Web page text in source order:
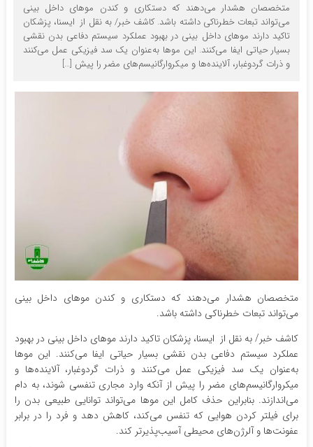
متخصصان هشدار می‌دهند که دستکاری و کندن موهای داخل بینی
می‌تواند تبعات خطرناکی داشته باشد. کاشف خبر/ به نقل از ایسنا، پزشکان
تاکید دارند موهای داخل بینی در بهبود عملکرد سیستم دفاعی بدن نقشی
بسیار حیاتی ایفا می‌کنند. این موها به‌عنوان یک سد فیزیکی عمل می‌کنند
و ذرات گردوغبار، آلاینده‌ها و میکروارگانیسم‌های مضر را پیش […]
متخصصان هشدار می‌دهند که دستکاری و کندن موهای داخل بینی
می‌تواند تبعات خطرناکی داشته باشد.
کاشف خبر/ به نقل از ایسنا، پزشکان تاکید دارند موهای داخل بینی در بهبود
عملکرد سیستم دفاعی بدن نقشی بسیار حیاتی ایفا می‌کنند. این موها
به‌عنوان یک سد فیزیکی عمل می‌کنند و ذرات گردوغبار، آلاینده‌ها و
میکروارگانیسم‌های مضر را پیش از آنکه وارد مجاری تنفسی شوند، به دام
می‌اندازند. بنابراین حذف کامل این موها می‌تواند توانایی طبیعی بدن را
برای فیلتر کردن هوایی که تنفس می‌کند، کاهش دهد و فرد را در برابر
عفونت‌ها و آلرژن‌های محیطی آسیب‌پذیرتر کند.